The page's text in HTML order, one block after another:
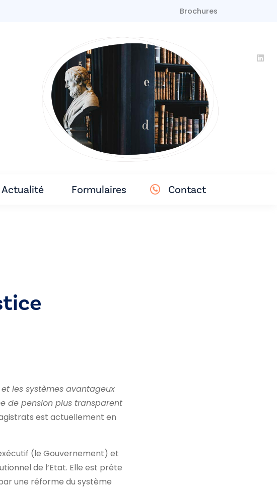
Brochures
Actualité Formulaires Contact
les systèmes avantageux
de pension plus transparent
est actuellement en
(le Gouvernement) et
de l’Etat. Elle est prête
une réforme du système